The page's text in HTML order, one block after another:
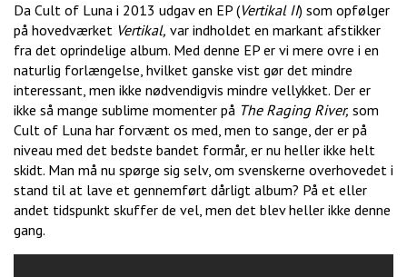
Da Cult of Luna i 2013 udgav en EP (Vertikal II) som opfølger
på hovedværket Vertikal, var indholdet en markant afstikker
fra det oprindelige album. Med denne EP er vi mere ovre i en
naturlig forlængelse, hvilket ganske vist gør det mindre
interessant, men ikke nødvendigvis mindre vellykket. Der er
ikke så mange sublime momenter på The Raging River, som
Cult of Luna har forvænt os med, men to sange, der er på
niveau med det bedste bandet formår, er nu heller ikke helt
skidt. Man må nu spørge sig selv, om svenskerne overhovedet i
stand til at lave et gennemført dårligt album? På et eller
andet tidspunkt skuffer de vel, men det blev heller ikke denne
gang.